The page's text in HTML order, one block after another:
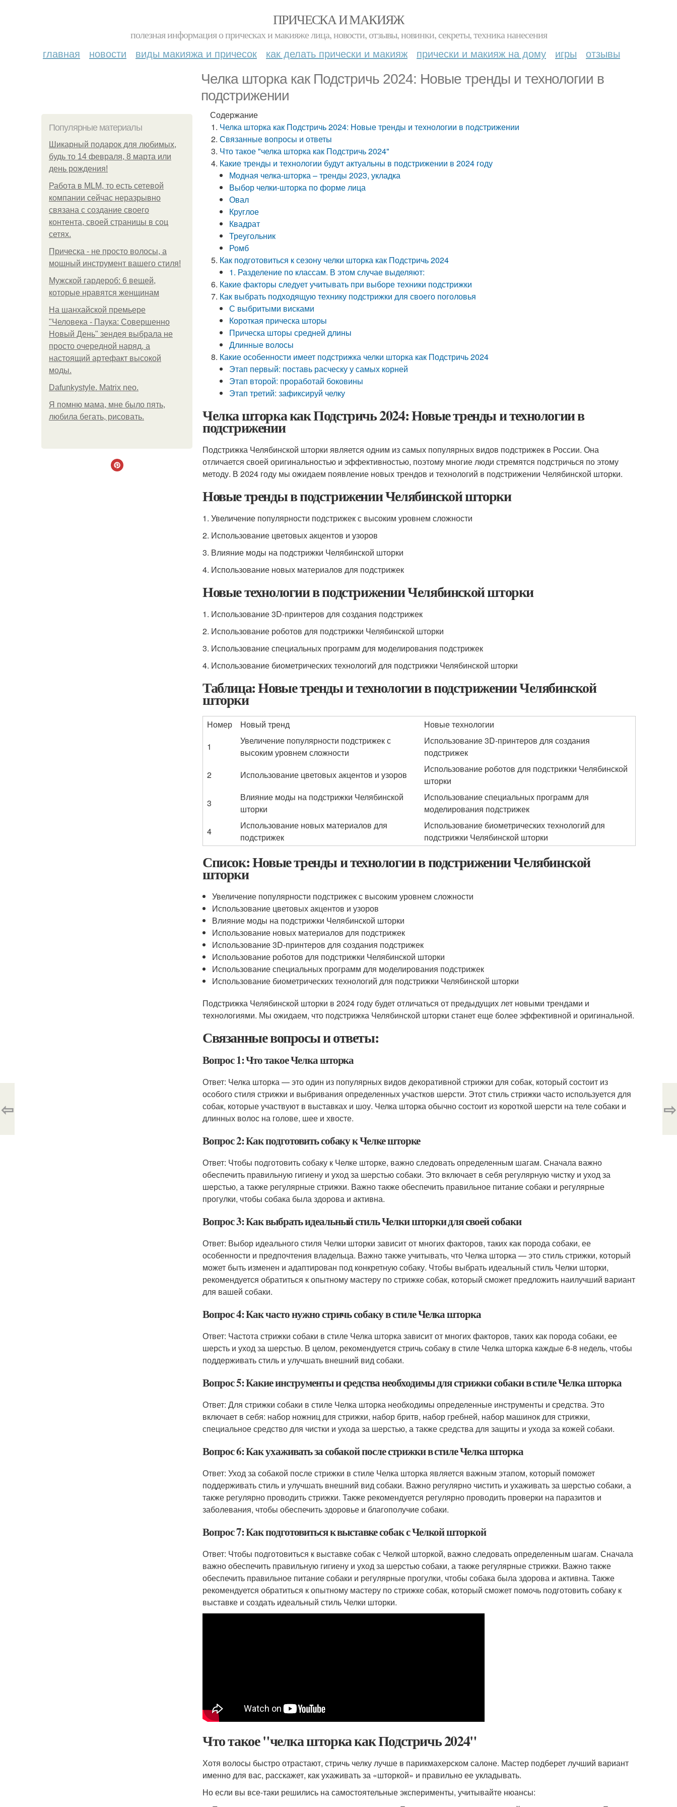
ПРИЧЕСКА И МАКИЯЖ
полезная информация о прическах и макияже лица, новости, отзывы, новинки, секреты, техника нанесения
главная новости виды макияжа и причесок как делать прически и макияж прически и макияж на дому игры отзывы
Челка шторка как Подстричь 2024: Новые тренды и технологии в
подстрижении
Популярные материалы
Шикарный подарок для любимых,
будь то 14 февраля, 8 марта или
день рождения!
Работа в MLM, то есть сетевой
компании сейчас неразрывно
связана с создание своего
контента, своей страницы в соц
сетях.
Прическа - не просто волосы, а
мощный инструмент вашего стиля!
Мужской гардероб: 6 вещей,
которые нравятся женщинам
На шанхайской премьере
"Человека - Паука: Совершенно
Новый День" зендея выбрала не
просто очередной наряд, а
настоящий артефакт высокой
моды.
Dafunkystyle. Matrix neo.
Я помню мама, мне было пять,
любила бегать, рисовать.
Содержание
Челка шторка как Подстричь 2024: Новые тренды и технологии в подстрижении
Связанные вопросы и ответы
Что такое "челка шторка как Подстричь 2024"
Какие тренды и технологии будут актуальны в подстрижении в 2024 году
Модная челка-шторка – тренды 2023, укладка
Выбор челки-шторка по форме лица
Овал
Круглое
Квадрат
Треугольник
Ромб
Как подготовиться к сезону челки шторка как Подстричь 2024
1. Разделение по классам. В этом случае выделяют:
Какие факторы следует учитывать при выборе техники подстрижки
Как выбрать подходящую технику подстрижки для своего поголовья
С выбритыми висками
Короткая прическа шторы
Прическа шторы средней длины
Длинные волосы
Какие особенности имеет подстрижка челки шторка как Подстричь 2024
Этап первый: поставь расческу у самых корней
Этап второй: проработай боковины
Этап третий: зафиксируй челку
Челка шторка как Подстричь 2024: Новые тренды и технологии в
подстрижении
Подстрижка Челябинской шторки является одним из самых популярных видов подстрижек в России. Она
отличается своей оригинальностью и эффективностью, поэтому многие люди стремятся подстричься по этому
методу. В 2024 году мы ожидаем появление новых трендов и технологий в подстрижении Челябинской шторки.
Новые тренды в подстрижении Челябинской шторки
1. Увеличение популярности подстрижек с высоким уровнем сложности
2. Использование цветовых акцентов и узоров
3. Влияние моды на подстрижки Челябинской шторки
4. Использование новых материалов для подстрижек
Новые технологии в подстрижении Челябинской шторки
1. Использование 3D-принтеров для создания подстрижек
2. Использование роботов для подстрижки Челябинской шторки
3. Использование специальных программ для моделирования подстрижек
4. Использование биометрических технологий для подстрижки Челябинской шторки
Таблица: Новые тренды и технологии в подстрижении Челябинской
шторки
Номер Новый тренд
Новые технологии
1
Увеличение популярности подстрижек с
высоким уровнем сложности
Использование 3D-принтеров для создания
подстрижек
2
Использование цветовых акцентов и узоров
Использование роботов для подстрижки Челябинской
шторки
3
Влияние моды на подстрижки Челябинской
шторки
Использование специальных программ для
моделирования подстрижек
4
Использование новых материалов для
подстрижек
Использование биометрических технологий для
подстрижки Челябинской шторки
Список: Новые тренды и технологии в подстрижении Челябинской
шторки
Увеличение популярности подстрижек с высоким уровнем сложности
Использование цветовых акцентов и узоров
Влияние моды на подстрижки Челябинской шторки
Использование новых материалов для подстрижек
Использование 3D-принтеров для создания подстрижек
Использование роботов для подстрижки Челябинской шторки
Использование специальных программ для моделирования подстрижек
Использование биометрических технологий для подстрижки Челябинской шторки
Подстрижка Челябинской шторки в 2024 году будет отличаться от предыдущих лет новыми трендами и
технологиями. Мы ожидаем, что подстрижка Челябинской шторки станет еще более эффективной и оригинальной.
Связанные вопросы и ответы:
Вопрос 1: Что такое Челка шторка
Ответ: Челка шторка — это один из популярных видов декоративной стрижки для собак, который состоит из
особого стиля стрижки и выбривания определенных участков шерсти. Этот стиль стрижки часто используется для
собак, которые участвуют в выставках и шоу. Челка шторка обычно состоит из короткой шерсти на теле собаки и
длинных волос на голове, шее и хвосте.
Вопрос 2: Как подготовить собаку к Челке шторке
Ответ: Чтобы подготовить собаку к Челке шторке, важно следовать определенным шагам. Сначала важно
обеспечить правильную гигиену и уход за шерстью собаки. Это включает в себя регулярную чистку и уход за
шерстью, а также регулярные стрижки. Важно также обеспечить правильное питание собаки и регулярные
прогулки, чтобы собака была здорова и активна.
Вопрос 3: Как выбрать идеальный стиль Челки шторки для своей собаки
Ответ: Выбор идеального стиля Челки шторки зависит от многих факторов, таких как порода собаки, ее
особенности и предпочтения владельца. Важно также учитывать, что Челка шторка — это стиль стрижки, который
может быть изменен и адаптирован под конкретную собаку. Чтобы выбрать идеальный стиль Челки шторки,
рекомендуется обратиться к опытному мастеру по стрижке собак, который сможет предложить наилучший вариант
для вашей собаки.
Вопрос 4: Как часто нужно стричь собаку в стиле Челка шторка
Ответ: Частота стрижки собаки в стиле Челка шторка зависит от многих факторов, таких как порода собаки, ее
шерсть и уход за шерстью. В целом, рекомендуется стричь собаку в стиле Челка шторка каждые 6-8 недель, чтобы
поддерживать стиль и улучшать внешний вид собаки.
Вопрос 5: Какие инструменты и средства необходимы для стрижки собаки в стиле Челка шторка
Ответ: Для стрижки собаки в стиле Челка шторка необходимы определенные инструменты и средства. Это
включает в себя: набор ножниц для стрижки, набор бритв, набор гребней, набор машинок для стрижки,
специальное средство для чистки и ухода за шерстью, а также средства для защиты и ухода за кожей собаки.
Вопрос 6: Как ухаживать за собакой после стрижки в стиле Челка шторка
Ответ: Уход за собакой после стрижки в стиле Челка шторка является важным этапом, который поможет
поддерживать стиль и улучшать внешний вид собаки. Важно регулярно чистить и ухаживать за шерстью собаки, а
также регулярно проводить стрижки. Также рекомендуется регулярно проводить проверки на паразитов и
заболевания, чтобы обеспечить здоровье и благополучие собаки.
Вопрос 7: Как подготовиться к выставке собак с Челкой шторкой
Ответ: Чтобы подготовиться к выставке собак с Челкой шторкой, важно следовать определенным шагам. Сначала
важно обеспечить правильную гигиену и уход за шерстью собаки, а также регулярные стрижки. Важно также
обеспечить правильное питание собаки и регулярные прогулки, чтобы собака была здорова и активна. Также
рекомендуется обратиться к опытному мастеру по стрижке собак, который сможет помочь подготовить собаку к
выставке и создать идеальный стиль Челки шторки.
Что такое "челка шторка как Подстричь 2024"
Хотя волосы быстро отрастают, стричь челку лучше в парикмахерском салоне. Мастер подберет лучший вариант
именно для вас, расскажет, как ухаживать за «шторкой» и правильно ее укладывать.
Но если вы все-таки решились на самостоятельные эксперименты, учитывайте нюансы:
⇦ ⇨